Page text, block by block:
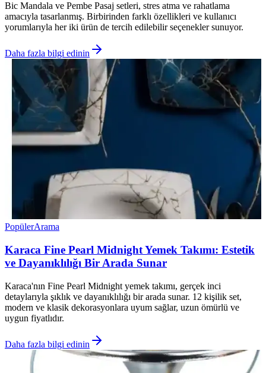
Bic Mandala ve Pembe Pasaj setleri, stres atma ve rahatlama
amacıyla tasarlanmış. Birbirinden farklı özellikleri ve kullanıcı
yorumlarıyla her iki ürün de tercih edilebilir seçenekler sunuyor.
Daha fazla bilgi edinin
PopülerArama
Karaca Fine Pearl Midnight Yemek Takımı: Estetik
ve Dayanıklılığı Bir Arada Sunar
Karaca'nın Fine Pearl Midnight yemek takımı, gerçek inci
detaylarıyla şıklık ve dayanıklılığı bir arada sunar. 12 kişilik set,
modern ve klasik dekorasyonlara uyum sağlar, uzun ömürlü ve
uygun fiyatlıdır.
Daha fazla bilgi edinin